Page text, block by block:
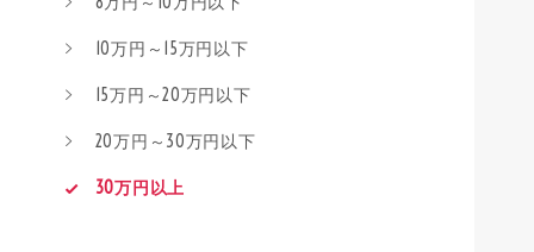
10万円～15万円以下
15万円～20万円以下
20万円～30万円以下
30万円以上